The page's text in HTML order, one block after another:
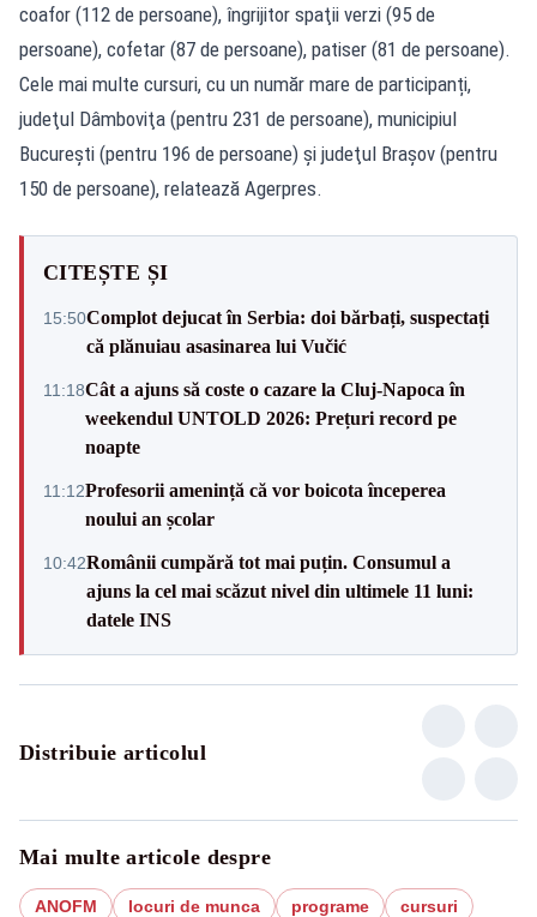
coafor (112 de persoane), îngrijitor spaţii verzi (95 de
persoane), cofetar (87 de persoane), patiser (81 de persoane).
Cele mai multe cursuri, cu un număr mare de participanți,
judeţul Dâmboviţa (pentru 231 de persoane), municipiul
Bucureşti (pentru 196 de persoane) şi judeţul Braşov (pentru
150 de persoane), relatează Agerpres.
CITEȘTE ȘI
15:50Complot dejucat în Serbia: doi bărbați, suspectați
că plănuiau asasinarea lui Vučić
11:18Cât a ajuns să coste o cazare la Cluj-Napoca în
weekendul UNTOLD 2026: Prețuri record pe
noapte
11:12Profesorii amenință că vor boicota începerea
noului an școlar
10:42Românii cumpără tot mai puțin. Consumul a
ajuns la cel mai scăzut nivel din ultimele 11 luni:
datele INS
Distribuie articolul
Mai multe articole despre
ANOFM locuri de munca programe
cursuri